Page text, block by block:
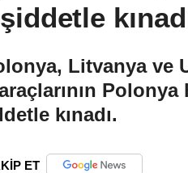
Litvanya ve
Polonya
kınadı.
ET